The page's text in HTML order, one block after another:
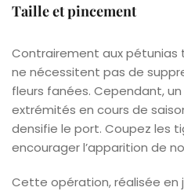
Taille et pincement
Contrairement aux pétunias
ne nécessitent pas de
fleurs fanées. Cependant,
extrémités en cours de
densifie le port. Coupez les
encourager l’apparition de
Cette opération, réalisée en